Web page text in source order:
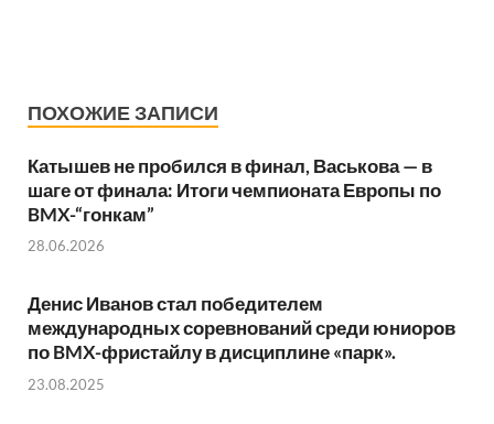
ПОХОЖИЕ ЗАПИСИ
Катышев не пробился в финал, Васькова — в
шаге от финала: Итоги чемпионата Европы по
BMX-“гонкам”
28.06.2026
Денис Иванов стал победителем
международных соревнований среди юниоров
по BMX-фристайлу в дисциплине «парк».
23.08.2025